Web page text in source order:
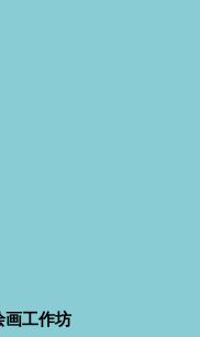
画工作坊